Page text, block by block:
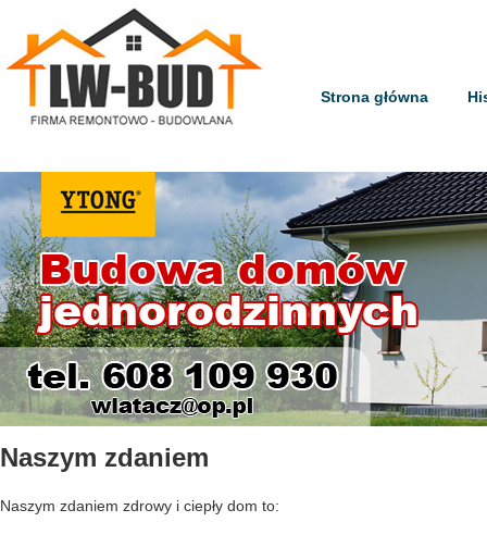
Strona główna
Naszym zdaniem
Naszym zdaniem zdrowy i ciepły dom to: